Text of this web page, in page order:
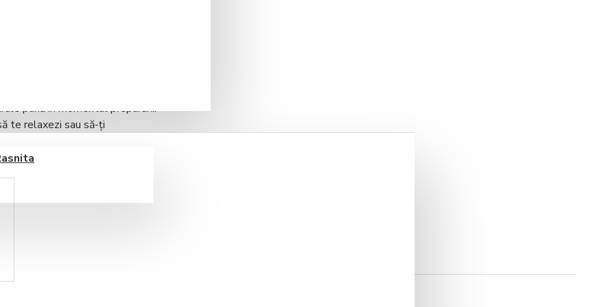
plic este individual ambalat,
până în momentul preparării.
te relaxezi sau să-ți